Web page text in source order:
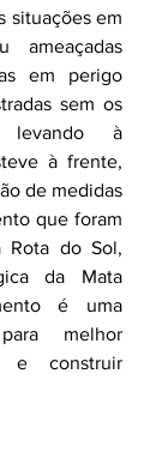
situações em
ameaçadas
em perigo
sem os
levando à
à frente,
de medidas
que foram
Rota do Sol,
da Mata
é uma
melhor
e construir